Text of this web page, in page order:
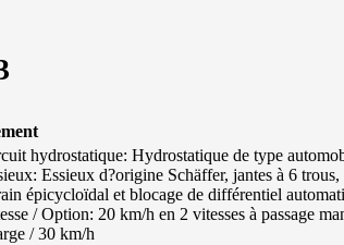
hydrostatique: Hydrostatique de type
Essieux d?origine Schäffer, jantes à 6
épicycloïdal et blocage de différentiel
/ Option: 20 km/h en 2 vitesses à passage
/ 30 km/h